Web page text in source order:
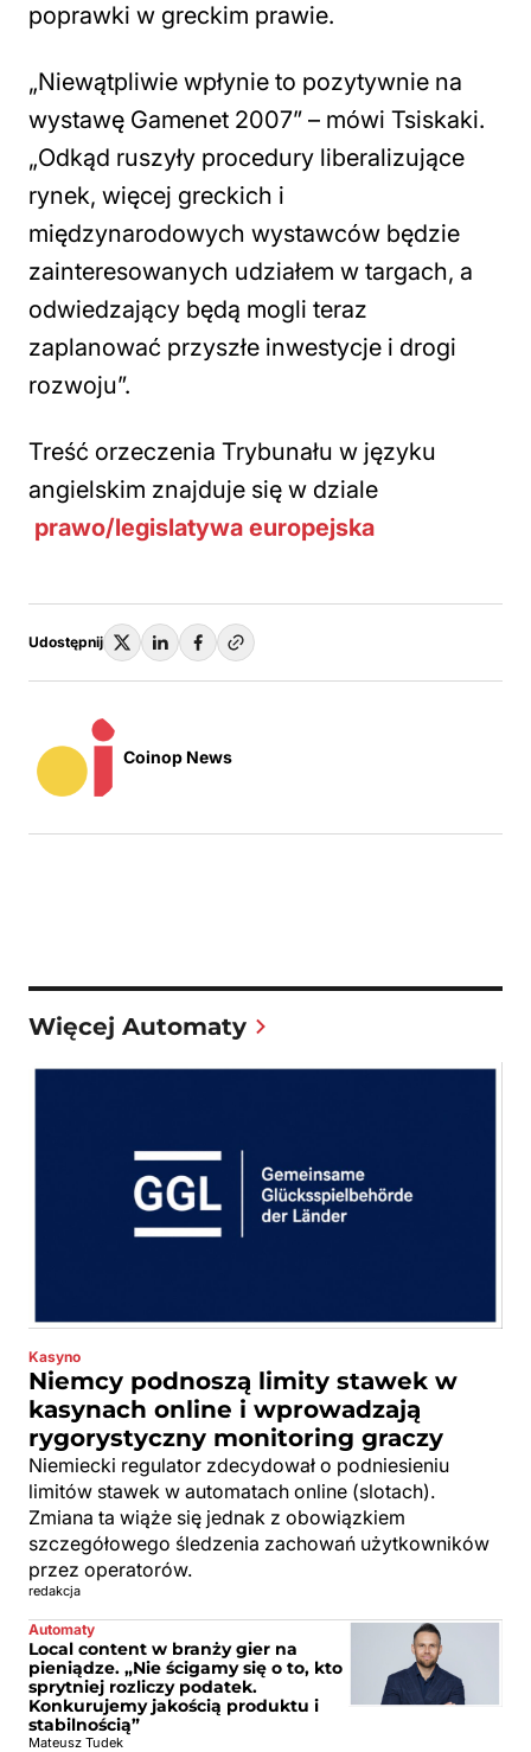
poprawki w greckim prawie.
„Niewątpliwie wpłynie to pozytywnie na
wystawę Gamenet 2007” – mówi Tsiskaki.
„Odkąd ruszyły procedury liberalizujące
rynek, więcej greckich i
międzynarodowych wystawców będzie
zainteresowanych udziałem w targach, a
odwiedzający będą mogli teraz
zaplanować przyszłe inwestycje i drogi
rozwoju”.
Treść orzeczenia Trybunału w języku
angielskim znajduje się w dziale
prawo/legislatywa europejska
Udostępnij
Coinop News
Więcej Automaty
Kasyno
Niemcy podnoszą limity stawek w
kasynach online i wprowadzają
rygorystyczny monitoring graczy
Niemiecki regulator zdecydował o podniesieniu
limitów stawek w automatach online (slotach).
Zmiana ta wiąże się jednak z obowiązkiem
szczegółowego śledzenia zachowań użytkowników
przez operatorów.
redakcja
Automaty
Local content w branży gier na
pieniądze. „Nie ścigamy się o to, kto
sprytniej rozliczy podatek.
Konkurujemy jakością produktu i
stabilnością”
Mateusz Tudek